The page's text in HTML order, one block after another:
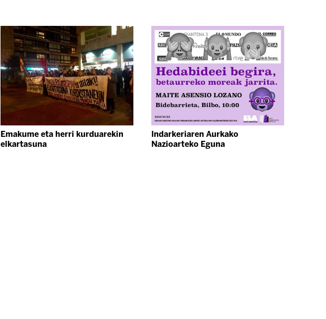
Emakume eta herri kurduarekin
elkartasuna
Indarkeriaren Aurkako
Nazioarteko Eguna